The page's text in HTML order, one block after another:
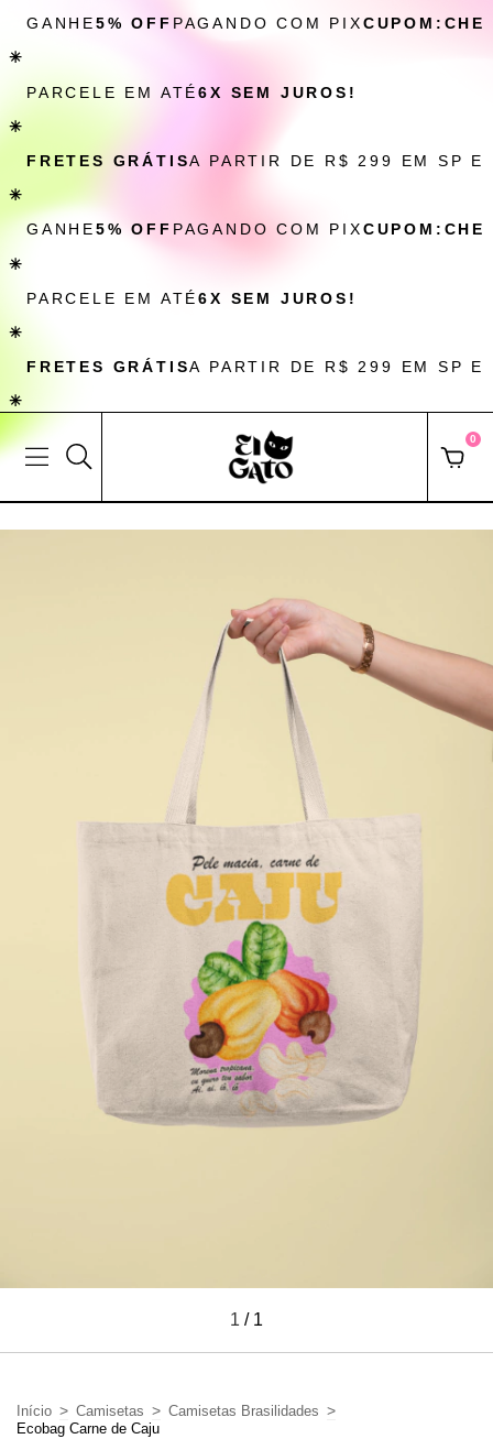
GANHE5% OFF PAGANDO COM PIX
✳
PARCELE EM ATÉ6X SEM JUROS!
✳
FRETES GRÁTISA PARTIR DE R$ 299 EM SP
✳
GANHE5% OFF PAGANDO COM PIX
✳
PARCELE EM ATÉ6X SEM JUROS!
✳
FRETES GRÁTISA PARTIR DE R$ 299 EM SP
✳
0
1 / 1
Início > Camisetas > Camisetas Brasilidades >
Ecobag Carne de Caju